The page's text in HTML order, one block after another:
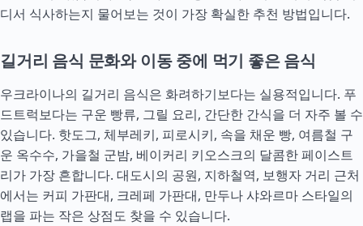
디서 식사하는지 물어보는 것이 가장 확실한 추천 방법입니다.
길거리 음식 문화와 이동 중에 먹기 좋은 음식
우크라이나의 길거리 음식은 화려하기보다는 실용적입니다. 푸
드트럭보다는 구운 빵류, 그릴 요리, 간단한 간식을 더 자주 볼 수
있습니다. 핫도그, 체부레키, 피로시키, 속을 채운 빵, 여름철 구
운 옥수수, 가을철 군밤, 베이커리 키오스크의 달콤한 페이스트
리가 가장 흔합니다. 대도시의 공원, 지하철역, 보행자 거리 근처
에서는 커피 가판대, 크레페 가판대, 만두나 샤와르마 스타일의
랩을 파는 작은 상점도 찾을 수 있습니다.